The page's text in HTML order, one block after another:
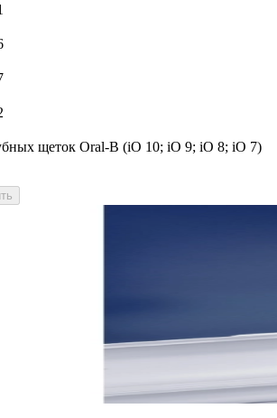
щеток Oral-B (iO 10; iO 9; iO 8; iO 7)